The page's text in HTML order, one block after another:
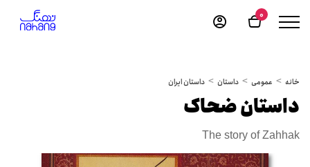
0
خانه عمومی داستان داستان ایران
داستان ضحاک
The story of Zahhak